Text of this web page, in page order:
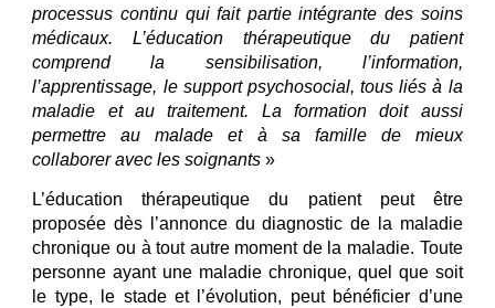
processus continu qui fait partie intégrante des soins
médicaux. L’éducation thérapeutique du patient
comprend la sensibilisation, l’information,
l’apprentissage, le support psychosocial, tous liés à la
maladie et au traitement. La formation doit aussi
permettre au malade et à sa famille de mieux
collaborer avec les soignants »
L’éducation thérapeutique du patient peut être
proposée dès l’annonce du diagnostic de la maladie
chronique ou à tout autre moment de la maladie. Toute
personne ayant une maladie chronique, quel que soit
le type, le stade et l’évolution, peut bénéficier d’une